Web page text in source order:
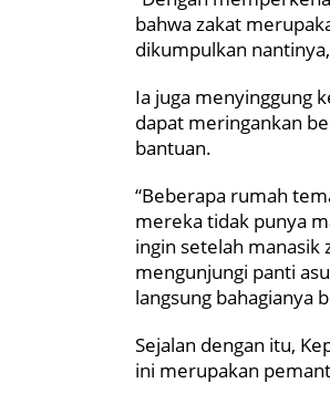
bahwa zakat
dikumpulkan
Ia juga menyinggung
dapat meringankan
bantuan.
“Beberapa rumah
mereka tidak punya
ingin setelah manasik
mengunjungi panti
langsung bahagianya
Sejalan dengan itu,
ini merupakan